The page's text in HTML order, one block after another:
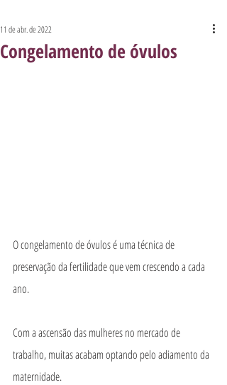
Congelamento de óvulos
11 de abr. de 2022
O congelamento de óvulos é uma técnica de
preservação da fertilidade que vem crescendo a cada
ano.
Com a ascensão das mulheres no mercado de
trabalho, muitas acabam optando pelo adiamento da
maternidade.